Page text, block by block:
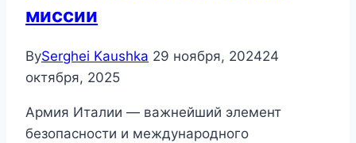
миссии
BySerghei Kaushka 29 ноября, 202424
октября, 2025
Армия Италии — важнейший элемент
безопасности и международного